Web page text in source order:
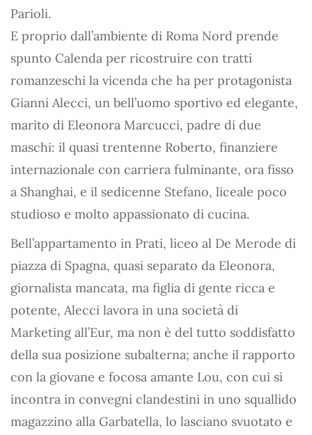
Parioli.
E proprio dall’ambiente di Roma Nord prende
spunto Calenda per ricostruire con tratti
romanzeschi la vicenda che ha per protagonista
Gianni Alecci, un bell’uomo sportivo ed elegante,
marito di Eleonora Marcucci, padre di due
maschi: il quasi trentenne Roberto, finanziere
internazionale con carriera fulminante, ora fisso
a Shanghai, e il sedicenne Stefano, liceale poco
studioso e molto appassionato di cucina.
Bell’appartamento in Prati, liceo al De Merode di
piazza di Spagna, quasi separato da Eleonora,
giornalista mancata, ma figlia di gente ricca e
potente, Alecci lavora in una società di
Marketing all’Eur, ma non è del tutto soddisfatto
della sua posizione subalterna; anche il rapporto
con la giovane e focosa amante Lou, con cui si
incontra in convegni clandestini in uno squallido
magazzino alla Garbatella, lo lasciano svuotato e